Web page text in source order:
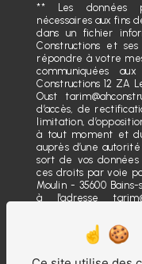
** Les données
nécessaires aux fins
dans un fichier
Constructions et
répondre à votre
communiquées
Constructions 12 ZA
Oust
d’accès, de
limitation,
à tout moment et
auprès d’une
sort de vos
ces droits par voie
Moulin - 35600
à l'adresse
d'identité pourra
données pendant
pendant la
probatoires et de
droit de vous